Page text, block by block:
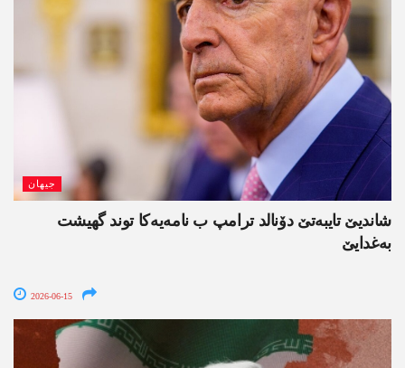
جیھان
شاندیێ تایبەتێ دۆنالد ترامپ ب نامەیەکا توند گھیشت
بەغدایێ
2026-06-15